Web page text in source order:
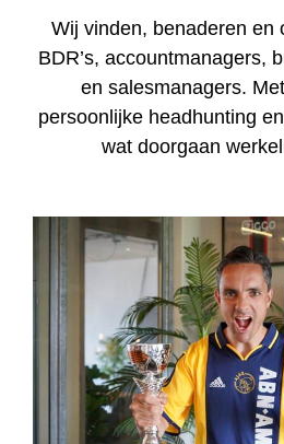
Wij vinden, benaderen en
BDR’s, accountmanagers,
en salesmanagers.
persoonlijke headhunting
wat doorgaan